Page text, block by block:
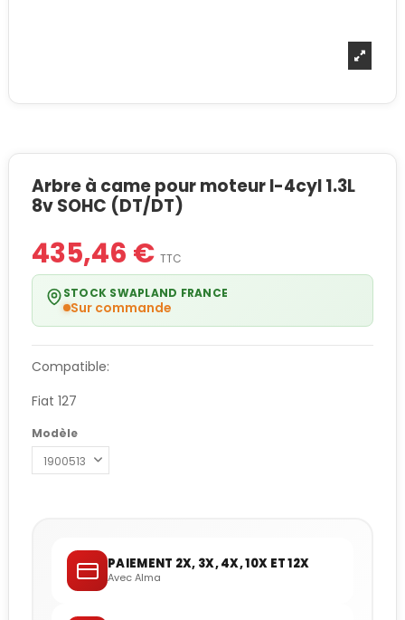
Arbre à came pour moteur I-4cyl 1.3L
8v SOHC (DT/DT)
435,46 € TTC
STOCK SWAPLAND FRANCE
Sur commande
Compatible:
Fiat 127
Modèle
PAIEMENT 2X, 3X, 4X, 10X ET 12X
Avec Alma